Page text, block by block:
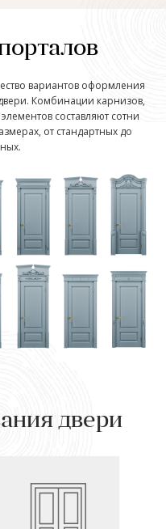
вариантов оформления
Комбинации карнизов,
составляют сотни
от стандартных до
двери